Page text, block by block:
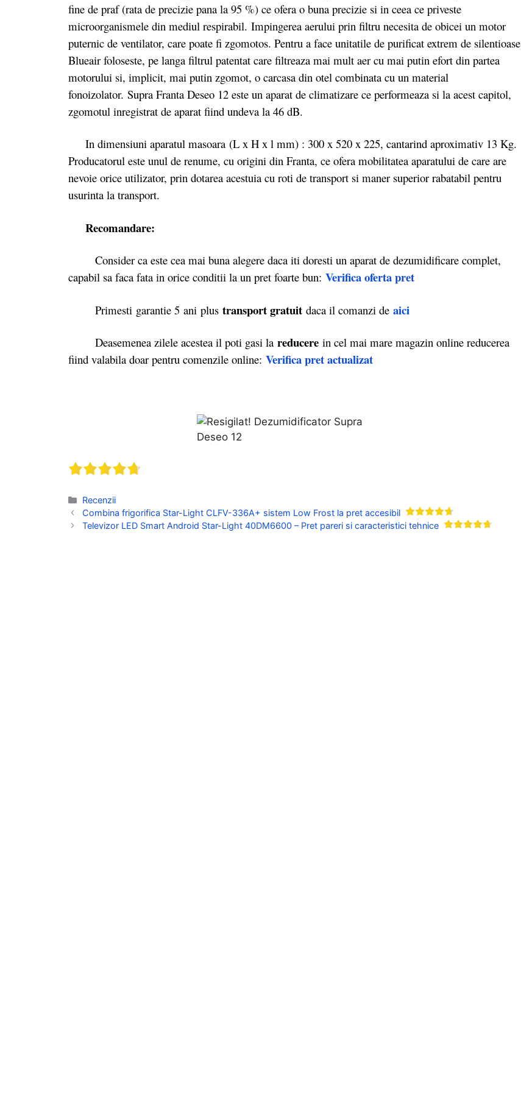
fine de praf (rata de precizie pana la 95 %) ce ofera o buna precizie si in ceea ce priveste
microorganismele din mediul respirabil. Impingerea aerului prin filtru necesita de obicei un motor
puternic de ventilator, care poate fi zgomotos. Pentru a face unitatile de purificat extrem de silentioase
Blueair foloseste, pe langa filtrul patentat care filtreaza mai mult aer cu mai putin efort din partea
motorului si, implicit, mai putin zgomot, o carcasa din otel combinata cu un material
fonoizolator. Supra Franta Deseo 12 este un aparat de climatizare ce performeaza si la acest capitol,
zgomotul inregistrat de aparat fiind undeva la 46 dB.
In dimensiuni aparatul masoara (L x H x l mm) : 300 x 520 x 225, cantarind aproximativ 13 Kg.
Producatorul este unul de renume, cu origini din Franta, ce ofera mobilitatea aparatului de care are
nevoie orice utilizator, prin dotarea acestuia cu roti de transport si maner superior rabatabil pentru
usurinta la transport.
Recomandare:
Consider ca este cea mai buna alegere daca iti doresti un aparat de dezumidificare complet,
capabil sa faca fata in orice conditii la un pret foarte bun: Verifica oferta pret
Primesti garantie 5 ani plus transport gratuit daca il comanzi de aici
Deasemenea zilele acestea il poti gasi la reducere in cel mai mare magazin online reducerea
fiind valabila doar pentru comenzile online: Verifica pret actualizat
Categorii
Recenzii
Combina frigorifica Star-Light CLFV-336A+ sistem Low Frost la pret accesibil
Televizor LED Smart Android Star-Light 40DM6600 – Pret pareri si caracteristici tehnice